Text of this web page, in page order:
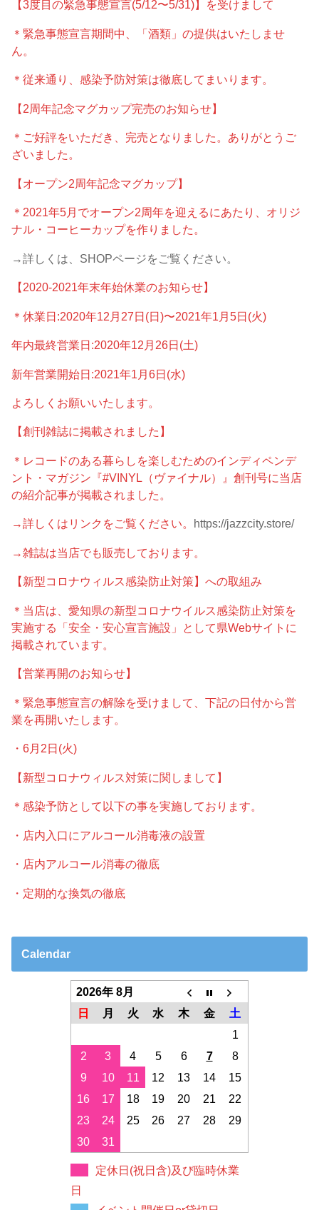
【3度目の緊急事態宣言(5/12〜5/31)】を受けまして
＊緊急事態宣言期間中、「酒類」の提供はいたしませ
ん。
＊従来通り、感染予防対策は徹底してまいります。
【2周年記念マグカップ完売のお知らせ】
＊ご好評をいただき、完売となりました。ありがとうご
ざいました。
【オープン2周年記念マグカップ】
＊2021年5月でオープン2周年を迎えるにあたり、オリジ
ナル・コーヒーカップを作りました。
→詳しくは、SHOPページをご覧ください。
【2020-2021年末年始休業のお知らせ】
＊休業日:2020年12月27日(日)〜2021年1月5日(火)
年内最終営業日:2020年12月26日(土)
新年営業開始日:2021年1月6日(水)
よろしくお願いいたします。
【創刊雑誌に掲載されました】
＊レコードのある暮らしを楽しむためのインディペンデ
ント・マガジン『#VINYL（ヴァイナル）』創刊号に当店
の紹介記事が掲載されました。
→詳しくはリンクをご覧ください。 https://jazzcity.store/
→雑誌は当店でも販売しております。
【新型コロナウィルス感染防止対策】への取組み
＊当店は、愛知県の新型コロナウイルス感染防止対策を
実施する「安全・安心宣言施設」として県Webサイトに
掲載されています。
【営業再開のお知らせ】
＊緊急事態宣言の解除を受けまして、下記の日付から営
業を再開いたします。
・6月2日(火)
【新型コロナウィルス対策に関しまして】
＊感染予防として以下の事を実施しております。
・店内入口にアルコール消毒液の設置
・店内アルコール消毒の徹底
・定期的な換気の徹底
Calendar
2026年 8月
日
月 火 水 木 金
土
1
2
3 4 5 6 7
8
9
10 11 12 13 14
15
16
17 18 19 20 21
22
23
24 25 26 27 28
29
30
31
定休日(祝日含)及び臨時休業
日